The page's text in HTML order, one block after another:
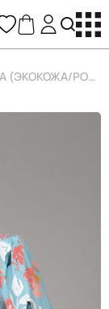
ЮБКА ЛИМА (ЭКОКОЖА/РОЗОВЫЙ)